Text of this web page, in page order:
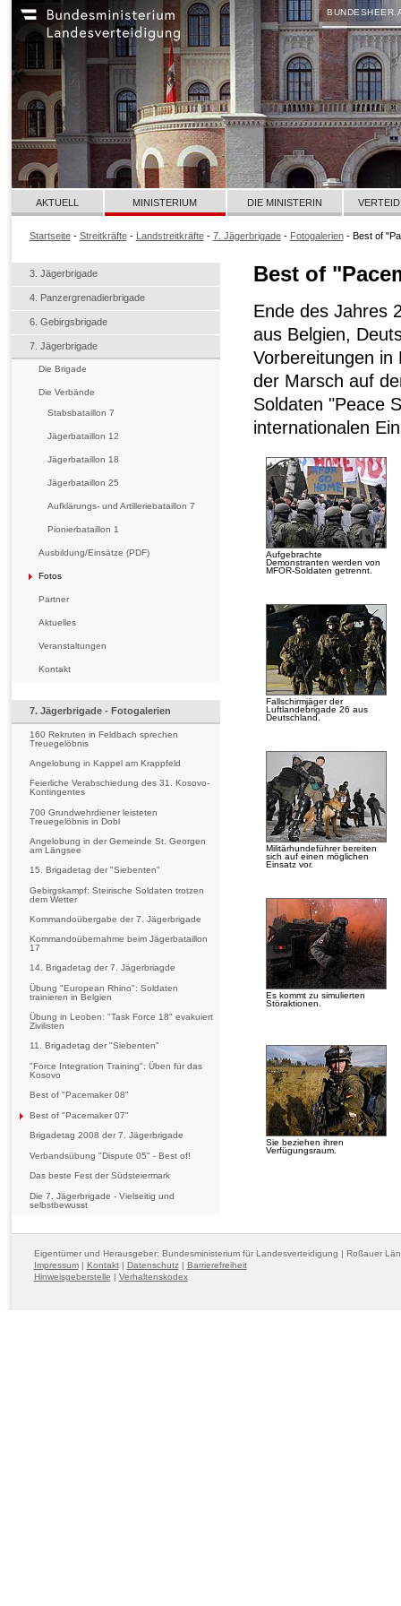
3. Jägerbrigade
4. Panzergrenadierbrigade
6. Gebirgsbrigade
7. Jägerbrigade
Die Brigade
Die Verbände
Stabsbataillon 7
Jägerbataillon 12
Jägerbataillon 18
Jägerbataillon 25
Aufklärungs- und Artilleriebataillon 7
Pionierbataillon 1
Ausbildung/Einsätze (PDF)
Fotos
Partner
Aktuelles
Veranstaltungen
Kontakt
7. Jägerbrigade - Fotogalerien
160 Rekruten in Feldbach sprechen
Treuegelöbnis
Angelobung in Kappel am Krappfeld
Feierliche Verabschiedung des 31. Kosovo-
Kontingentes
700 Grundwehrdiener leisteten
Treuegelöbnis in Dobl
Angelobung in der Gemeinde St. Georgen
am Längsee
15. Brigadetag der "Siebenten"
Gebirgskampf: Steirische Soldaten trotzen
dem Wetter
Kommandoübergabe der 7. Jägerbrigade
Kommandoübernahme beim Jägerbataillon
17
14. Brigadetag der 7. Jägerbriagde
Übung "European Rhino": Soldaten
trainieren in Belgien
Übung in Leoben: "Task Force 18" evakuiert
Zivilisten
11. Brigadetag der "Siebenten"
"Force Integration Training": Üben für das
Kosovo
Best of "Pacemaker 08"
Best of "Pacemaker 07"
Brigadetag 2008 der 7. Jägerbrigade
Verbandsübung "Dispute 05" - Best of!
Das beste Fest der Südsteiermark
Die 7. Jägerbrigade - Vielseitig und
selbstbewusst
AKTUELL MINISTERIUM DIE MINISTERIN
Startseite- Streitkräfte- Landstreitkräfte- 7. Jägerbrigade- Fotogalerien- Best of
Best of
Ende des Jahres
aus Belgien,
Vorbereitungen
der Marsch auf
Soldaten "Peace
internationalen
Aufgebrachte
Demonstranten werden von
MFOR-Soldaten getrennt.
Fallschirmjäger der
Luftlandebrigade 26 aus
Deutschland.
Militärhundeführer bereiten
sich auf einen möglichen
Einsatz vor.
Es kommt zu simulierten
Störaktionen.
Sie beziehen ihren
Verfügungsraum.
Eigentümer und Herausgeber: Bundesministerium für Landesverteidigung | Roßauer
Impressum| Kontakt| Datenschutz| Barrierefreiheit
Hinweisgeberstelle | Verhaltenskodex